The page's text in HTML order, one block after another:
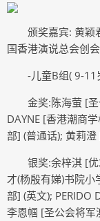
颁奖嘉宾: 黄颖
国香港演说总会创
-儿童B组( 9-11
金奖:陈海萤 [圣
DAYNE [香港潮商
部] (普通话); 黄莉
银奖:余梓淇 [
才(杨殷有娣)书院小
部] (英文); PERIDO
李恩帼 [圣公会将军